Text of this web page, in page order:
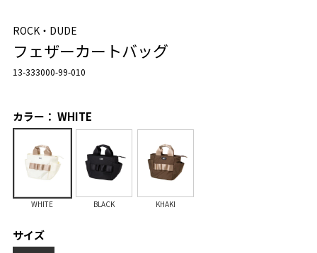
ROCK・DUDE
フェザーカートバッグ
13-333000-99-010
カラー： WHITE
WHITE BLACK KHAKI
サイズ